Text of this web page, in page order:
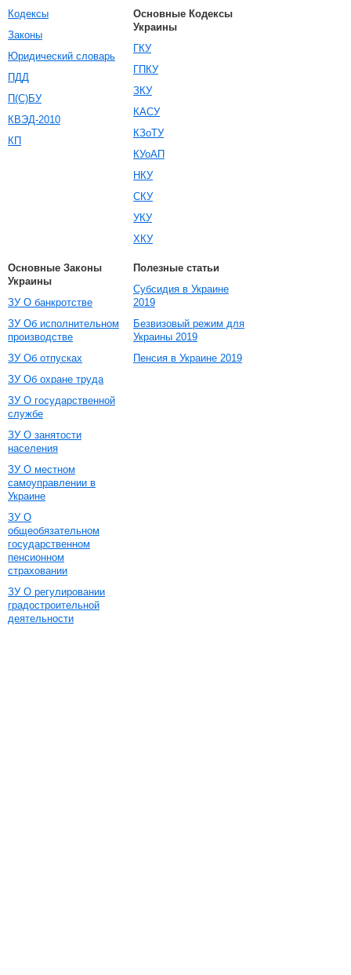
Кодексы
Законы
Юридический словарь
ПДД
П(С)БУ
КВЭД-2010
КП
Основные Кодексы
Украины
ГКУ
ГПКУ
ЗКУ
КАСУ
КЗоТУ
КУоАП
НКУ
СКУ
УКУ
ХКУ
Основные Законы
Украины
ЗУ О банкротстве
ЗУ Об исполнительном
производстве
ЗУ Об отпусках
ЗУ Об охране труда
ЗУ О государственной
службе
ЗУ О занятости
населения
ЗУ О местном
самоуправлении в
Украине
ЗУ О
общеобязательном
государственном
пенсионном
страховании
ЗУ О регулировании
градостроительной
деятельности
Полезные статьи
Субсидия в Украине
2019
Безвизовый режим для
Украины 2019
Пенсия в Украине 2019